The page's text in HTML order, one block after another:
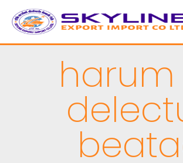
harum